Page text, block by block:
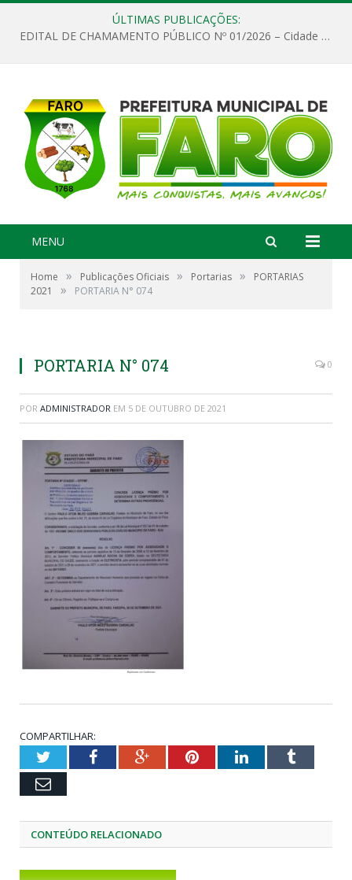
ÚLTIMAS PUBLICAÇÕES:
EDITAL DE CHAMAMENTO PÚBLICO Nº 01/2026 – Cidade de Faro
MENU
Home » Publicações Oficiais » Portarias »
PORTARIAS
2021
» PORTARIA N° 074
PORTARIA N° 074 0
POR ADMINISTRADOR EM 5 DE OUTUBRO DE 2021
COMPARTILHAR:
TwitterFacebookGoogle+PinterestLinkedInTumblr
Email
CONTEÚDO RELACIONADO